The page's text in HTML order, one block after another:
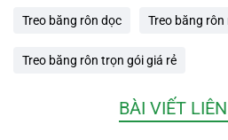
Treo băng rôn dọc Treo băng rôn
Treo băng rôn trọn gói giá rẻ
BÀI VIẾT